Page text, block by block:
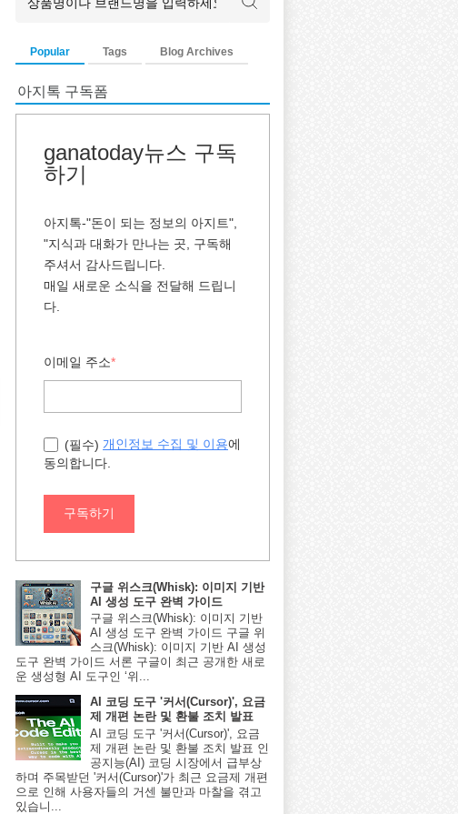
Popular Tags Blog Archives
아지톡 구독폼
ganatoday뉴스 구독
하기
아지톡-"돈이 되는 정보의 아지트",
"지식과 대화가 만나는 곳, 구독해
주셔서 감사드립니다.
매일 새로운 소식을 전달해 드립니
다.
이메일 주소*
(필수) 개인정보 수집 및 이용에
동의합니다.
구독하기
구글 위스크(Whisk): 이미지 기반
AI 생성 도구 완벽 가이드
구글 위스크(Whisk): 이미지 기반
AI 생성 도구 완벽 가이드 구글 위
스크(Whisk): 이미지 기반 AI 생성
도구 완벽 가이드 서론 구글이 최근 공개한 새로
운 생성형 AI 도구인 ‘위...
AI 코딩 도구 '커서(Cursor)', 요금
제 개편 논란 및 환불 조치 발표
AI 코딩 도구 '커서(Cursor)', 요금
제 개편 논란 및 환불 조치 발표 인
공지능(AI) 코딩 시장에서 급부상
하며 주목받던 '커서(Cursor)'가 최근 요금제 개편
으로 인해 사용자들의 거센 불만과 마찰을 겪고
있습니...